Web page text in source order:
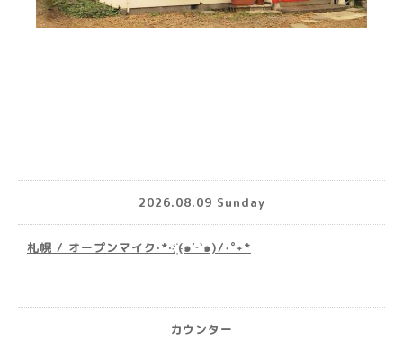
2026.08.09 Sunday
札幌 / オープンマイク·*· ҉(๑′ᵕ‵๑)/‧˚︎˖*
カウンター